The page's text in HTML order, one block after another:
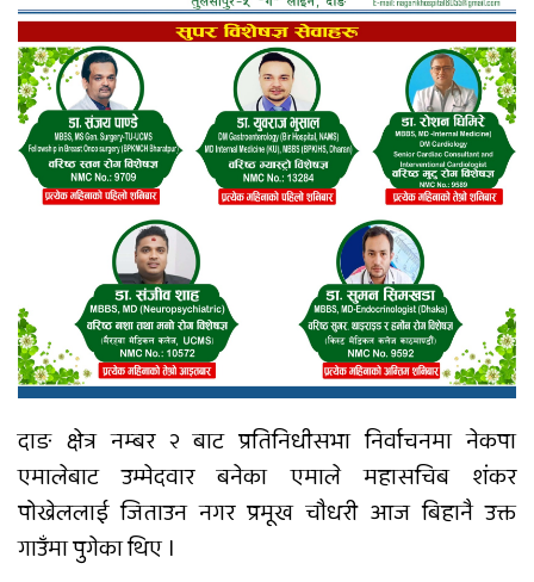
दाङ क्षेत्र नम्बर २ बाट प्रतिनिधीसभा निर्वाचनमा नेकपा
एमालेबाट उम्मेदवार बनेका एमाले महासचिब शंकर
पोख्रेललाई जिताउन नगर प्रमूख चौधरी आज बिहानै उक्त
गाउँमा पुगेका थिए ।